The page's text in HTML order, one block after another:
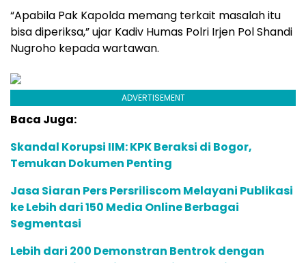
“Apabila Pak Kapolda memang terkait masalah itu
bisa diperiksa,” ujar Kadiv Humas Polri Irjen Pol Shandi
Nugroho kepada wartawan.
ADVERTISEMENT
Baca Juga:
Skandal Korupsi IIM: KPK Beraksi di Bogor,
Temukan Dokumen Penting
Jasa Siaran Pers Persriliscom Melayani Publikasi
ke Lebih dari 150 Media Online Berbagai
Segmentasi
Lebih dari 200 Demonstran Bentrok dengan